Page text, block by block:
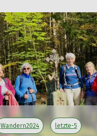
Wandern2024 letzte-5